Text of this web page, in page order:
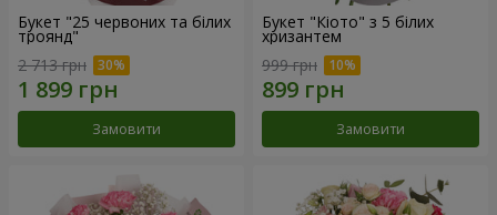
Букет "25 червоних та білих
троянд"
2 713 грн
Замовити
Букет "Кіото" з 5 білих
хризантем
999 грн
Замовити